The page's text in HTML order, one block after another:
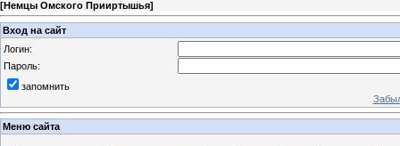
[Немцы Омского Прииртышья]
Вход на сайт
Логин:
Пароль:
запомнить
Меню сайта